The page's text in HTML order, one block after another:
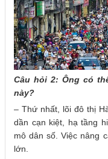
Câu hỏi 2: Ông có
này?
– Thứ nhất, lõi đô thị
dần cạn kiệt, hạ tầng
mô dân số. Việc nâng
lớn.